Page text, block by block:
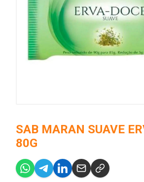
SAB MARAN SUAVE
80G